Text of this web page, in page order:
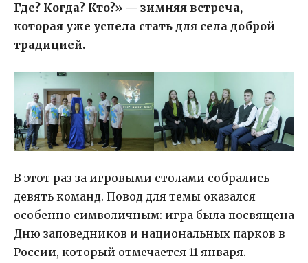
Где? Когда? Кто?» — зимняя встреча,
которая уже успела стать для села доброй
традицией.
В этот раз за игровыми столами собрались
девять команд. Повод для темы оказался
особенно символичным: игра была посвящена
Дню заповедников и национальных парков в
России, который отмечается 11 января.